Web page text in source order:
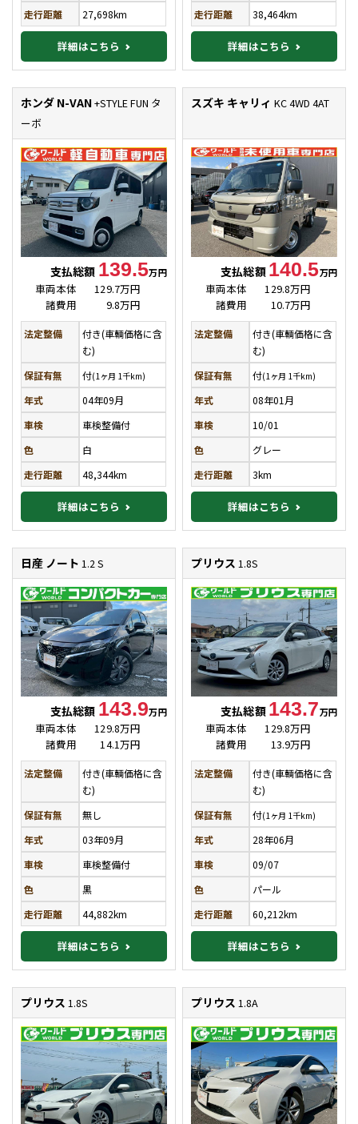
走行距離 27,698km
詳細はこちら
走行距離 38,464km
詳細はこちら
ホンダ N-VAN+STYLE FUN タ
ーボ
支払総額 139.5万円
車両本体
129.7万円
諸費用
9.8万円
法定整備
付き(車輌価格に含
む)
保証有無
付(1ヶ月 1千km)
年式
04年09月
車検
車検整備付
色
白
走行距離
48,344km
詳細はこちら
スズキ キャリィKC 4WD 4AT
支払総額 140.5万円
車両本体
129.8万円
諸費用
10.7万円
法定整備
付き(車輌価格に含
む)
保証有無
付(1ヶ月 1千km)
年式
08年01月
車検
10/01
色
グレー
走行距離
3km
詳細はこちら
日産 ノート 1.2 S
支払総額 143.9万円
車両本体
129.8万円
諸費用
14.1万円
法定整備
付き(車輌価格に含
む)
保証有無
無し
年式
03年09月
車検
車検整備付
色
黒
走行距離
44,882km
詳細はこちら
プリウス 1.8S
支払総額 143.7万円
車両本体
129.8万円
諸費用
13.9万円
法定整備
付き(車輌価格に含
む)
保証有無
付(1ヶ月 1千km)
年式
28年06月
車検
09/07
色
パール
走行距離
60,212km
詳細はこちら
プリウス 1.8S プリウス 1.8A